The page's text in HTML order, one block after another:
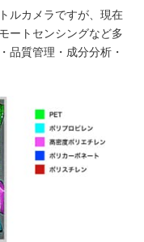
ルカメラですが、現在
ートセンシングなど多
品質管理・成分分析・